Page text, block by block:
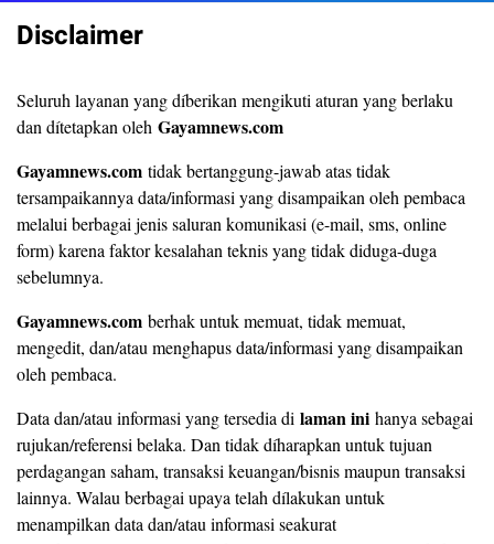
Disclaimer
Seluruh layanan yang díberikan mengikuti aturan yang berlaku
dan dítetapkan oleh Gayamnews.com
Gayamnews.com tidak bertanggung-jawab atas tidak
tersampaikannya data/informasi yang disampaikan oleh pembaca
melalui berbagai jenis saluran komunikasi (e-mail, sms, online
form) karena faktor kesalahan teknis yang tidak diduga-duga
sebelumnya.
Gayamnews.com berhak untuk memuat, tidak memuat,
mengedit, dan/atau menghapus data/informasi yang disampaikan
oleh pembaca.
Data dan/atau informasi yang tersedia di laman ini hanya sebagai
rujukan/referensi belaka. Dan tidak díharapkan untuk tujuan
perdagangan saham, transaksi keuangan/bisnis maupun transaksi
lainnya. Walau berbagai upaya telah dílakukan untuk
menampilkan data dan/atau informasi seakurat